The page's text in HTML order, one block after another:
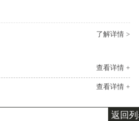
了解详情 >
查看详情 +
查看详情 +
返回